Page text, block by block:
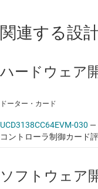
関連する設
ハードウェア
ドーター・カード
UCD3138CC64EVM-030 —
コントローラ制御カード
ソフトウェア